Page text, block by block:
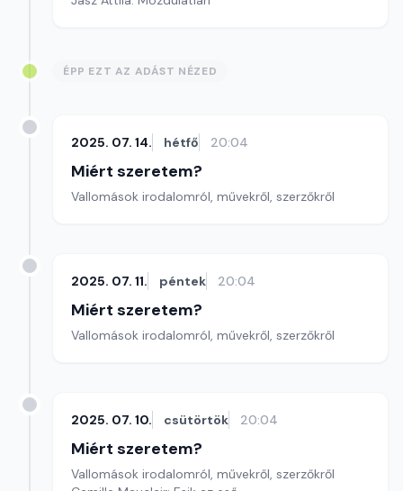
ÉPP EZT AZ ADÁST NÉZED
2025. 07. 14. hétfő 20:04
Miért szeretem?
Vallomások irodalomról, művekről, szerzőkről
2025. 07. 11. péntek 20:04
Miért szeretem?
Vallomások irodalomról, művekről, szerzőkről
2025. 07. 10. csütörtök 20:04
Miért szeretem?
Vallomások irodalomról, művekről, szerzőkről